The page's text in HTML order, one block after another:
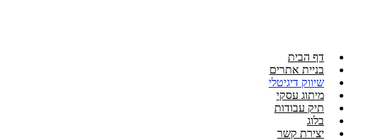
דף הבית
בניית אתרים
שיווק דיגיטלי
מיתוג עסקי
תיק עבודות
בלוג
יצירת קשר